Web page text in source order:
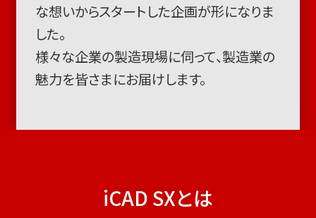
な想いからスタートした企画が形になりま
した。
様々な企業の製造現場に伺って、製造業の
魅力を皆さまにお届けします。
iCAD SXとは